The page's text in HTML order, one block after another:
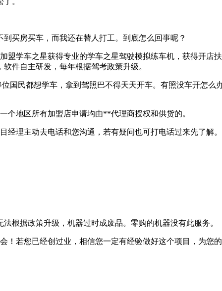
买房买车，而我还在替人打工。到底怎么回事呢？
盟学车之星获得专业的学车之星驾驶模拟练车机，获得开店
件自主研发，每年根据驾考政策升级。
国民都想学车，拿到驾照巴不得天天开车。有照没车开怎
个地区所有加盟店申请均由**代理商授权和供货的。
经理主动去电话和您沟通，若有疑问也可打电话过来先了解
根据政策升级，机器过时成废品。零购的机器没有此服务。
！若您已经创过业，相信您一定有经验做好这个项目，为您